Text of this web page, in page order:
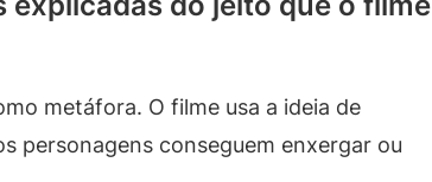
metáfora. O filme usa a ideia de
personagens conseguem enxergar ou